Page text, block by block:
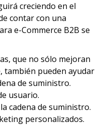
creciendo en el
contar con una
e-Commerce B2B se
que no sólo mejoran
también pueden ayudar
de suministro.
usuario.
cadena de suministro.
personalizados.